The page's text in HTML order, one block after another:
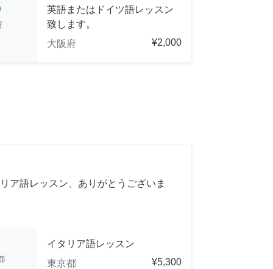
英語またはドイツ語レッスン
致します。
大阪府
¥2,000
ア語レッスン、ありがとうございま
イタリア語レッスン
東京都
¥5,300